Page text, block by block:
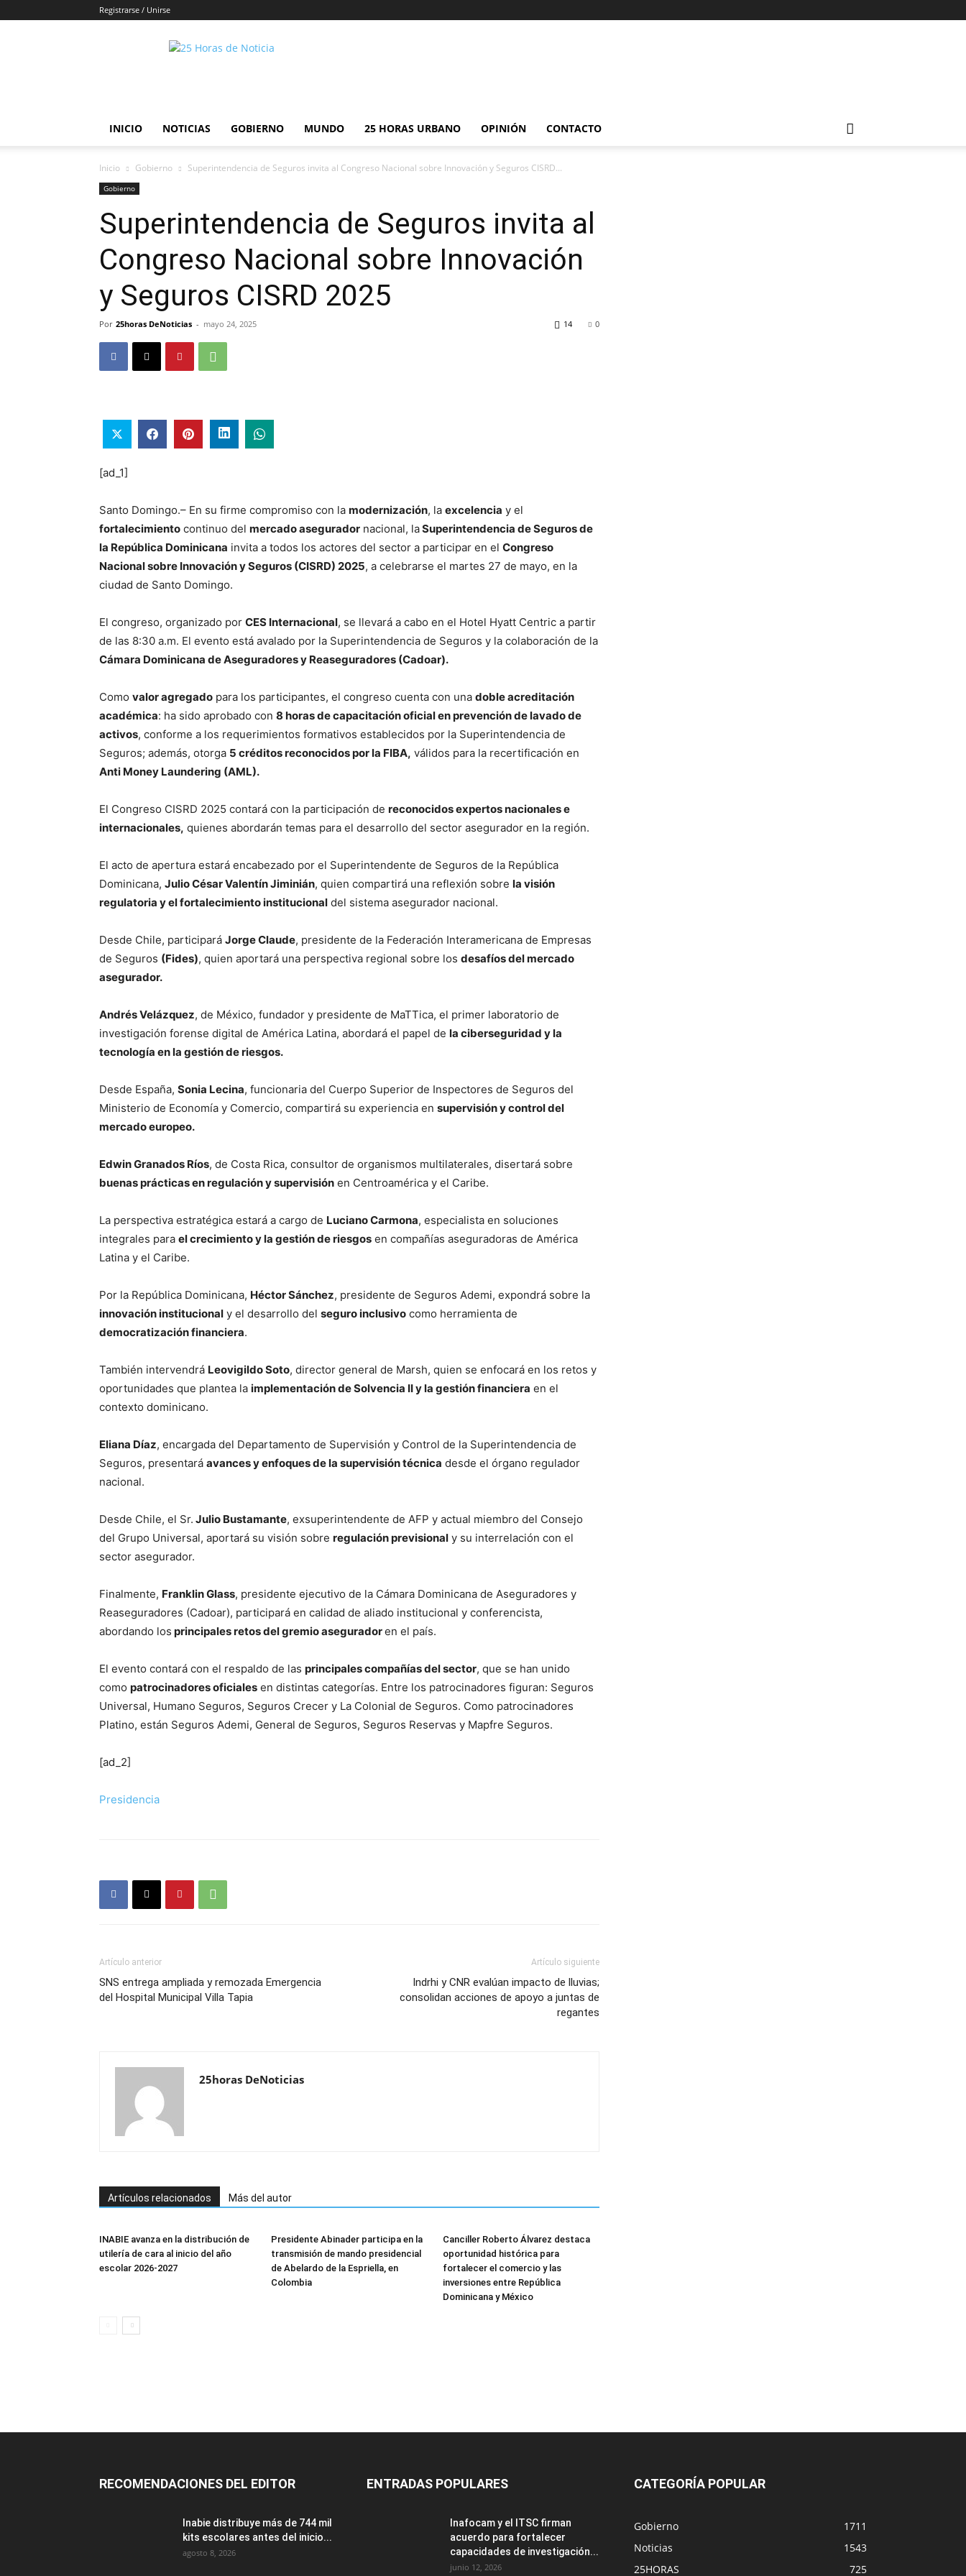
Registrarse / Unirse
25horasdenoticias
INICIO NOTICIAS GOBIERNO MUNDO 25 HORAS URBANO OPINIÓN CONTACTO
Inicio Gobierno Superintendencia de Seguros invita al Congreso Nacional sobre Innovación y Seguros CISRD...
Gobierno
Superintendencia de Seguros invita al
Congreso Nacional sobre Innovación
y Seguros CISRD 2025
Por 25horas DeNoticias - mayo 24, 2025 0
14
[ad_1]
Santo Domingo.– En su firme compromiso con la modernización, la excelencia y el
fortalecimiento continuo del mercado asegurador nacional, laSuperintendencia de Seguros de
la República Dominicana invita a todos los actores del sector a participar en el Congreso
Nacional sobre Innovación y Seguros (CISRD) 2025, a celebrarse el martes 27 de mayo, en la
ciudad de Santo Domingo.
El congreso, organizado por CES Internacional, se llevará a cabo en el Hotel Hyatt Centric a partir
de las 8:30 a.m. El evento está avalado por la Superintendencia de Seguros y la colaboración de la
Cámara Dominicana de Aseguradores y Reaseguradores (Cadoar).
Como valor agregado para los participantes, el congreso cuenta con una doble acreditación
académica: ha sido aprobado con 8 horas de capacitación oficial en prevención de lavado de
activos, conforme a los requerimientos formativos establecidos por la Superintendencia de
Seguros; además, otorga 5 créditos reconocidos por la FIBA, válidos para la recertificación en
Anti Money Laundering (AML).
El Congreso CISRD 2025 contará con la participación de reconocidos expertos nacionales e
internacionales, quienes abordarán temas para el desarrollo del sector asegurador en la región.
El acto de apertura estará encabezado por el Superintendente de Seguros de la República
Dominicana, Julio César Valentín Jiminián, quien compartirá una reflexión sobre la visión
regulatoria y el fortalecimiento institucional del sistema asegurador nacional.
Desde Chile, participará Jorge Claude, presidente de la Federación Interamericana de Empresas
de Seguros (Fides), quien aportará una perspectiva regional sobre los desafíos del mercado
asegurador.
Andrés Velázquez, de México, fundador y presidente de MaTTica, el primer laboratorio de
investigación forense digital de América Latina, abordará el papel de la ciberseguridad y la
tecnología en la gestión de riesgos.
Desde España, Sonia Lecina, funcionaria del Cuerpo Superior de Inspectores de Seguros del
Ministerio de Economía y Comercio, compartirá su experiencia en supervisión y control del
mercado europeo.
Edwin Granados Ríos, de Costa Rica, consultor de organismos multilaterales, disertará sobre
buenas prácticas en regulación y supervisión en Centroamérica y el Caribe.
La perspectiva estratégica estará a cargo de Luciano Carmona, especialista en soluciones
integrales para el crecimiento y la gestión de riesgos en compañías aseguradoras de América
Latina y el Caribe.
Por la República Dominicana, Héctor Sánchez, presidente de Seguros Ademi, expondrá sobre la
innovación institucional y el desarrollo del seguro inclusivo como herramienta de
democratización financiera.
También intervendrá Leovigildo Soto, director general de Marsh, quien se enfocará en los retos y
oportunidades que plantea la implementación de Solvencia II y la gestión financiera en el
contexto dominicano.
Eliana Díaz, encargada del Departamento de Supervisión y Control de la Superintendencia de
Seguros, presentará avances y enfoques de la supervisión técnica desde el órgano regulador
nacional.
Desde Chile, el Sr. Julio Bustamante, exsuperintendente de AFP y actual miembro del Consejo
del Grupo Universal, aportará su visión sobre regulación previsional y su interrelación con el
sector asegurador.
Finalmente, Franklin Glass, presidente ejecutivo de la Cámara Dominicana de Aseguradores y
Reaseguradores (Cadoar), participará en calidad de aliado institucional y conferencista,
abordando los principales retos del gremio aseguradoren el país.
El evento contará con el respaldo de las principales compañías del sector, que se han unido
como patrocinadores oficiales en distintas categorías. Entre los patrocinadores figuran: Seguros
Universal, Humano Seguros, Seguros Crecer y La Colonial de Seguros. Como patrocinadores
Platino, están Seguros Ademi, General de Seguros, Seguros Reservas y Mapfre Seguros.
[ad_2]
Presidencia
Artículo anterior
SNS entrega ampliada y remozada Emergencia
del Hospital Municipal Villa Tapia
Artículo siguiente
Indrhi y CNR evalúan impacto de lluvias;
consolidan acciones de apoyo a juntas de
regantes
25horas DeNoticias
Artículos relacionados Más del autor
INABIE avanza en la distribución de
utilería de cara al inicio del año
escolar 2026-2027
Presidente Abinader participa en la
transmisión de mando presidencial
de Abelardo de la Espriella, en
Colombia
Canciller Roberto Álvarez destaca
oportunidad histórica para
fortalecer el comercio y las
inversiones entre República
Dominicana y México
RECOMENDACIONES DEL EDITOR
Inabie distribuye más de 744 mil
kits escolares antes del inicio...
agosto 8, 2026
ENTRADAS POPULARES
Inafocam y el ITSC firman
acuerdo para fortalecer
capacidades de investigación...
junio 12, 2026
CATEGORÍA POPULAR
Gobierno
1711
Noticias
1543
25HORAS
725